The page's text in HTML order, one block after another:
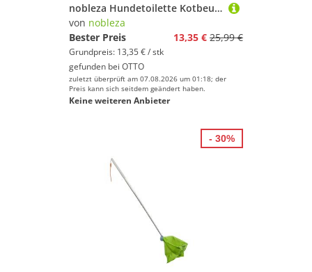
nobleza Hundetoilette Kotbeutel für Hunde mit Kotbeutelspender
von nobleza
Bester Preis
13,35 € 25,99 €
Grundpreis: 13,35 € / stk
gefunden bei OTTO
zuletzt überprüft am 07.08.2026 um 01:18; der
Preis kann sich seitdem geändert haben.
Keine weiteren Anbieter
- 30%